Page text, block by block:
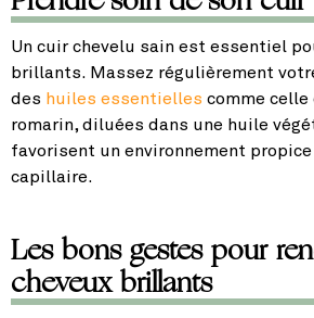
Un cuir chevelu sain est essentiel
brillants. Massez régulièrement
des huiles essentielles comme celle
romarin, diluées dans une huile
favorisent un environnement
capillaire.
Les bons gestes pour
cheveux brillants